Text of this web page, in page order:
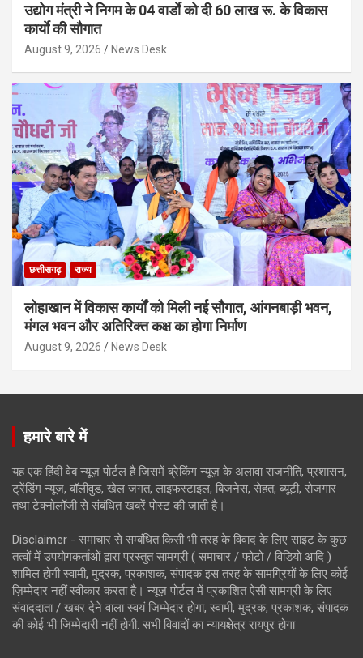
उद्योग मंत्री ने निगम के 04 वार्डाे को दी 60 लाख रू. के विकास
कार्याे की सौगात
August 9, 2026 News Desk
छत्तीसगढ़ राज्य
लोहाखान में विकास कार्यों को मिली नई सौगात, आंगनबाड़ी भवन,
मंगल भवन और अतिरिक्त कक्ष का होगा निर्माण
August 9, 2026 News Desk
हमारे बारे में
यह एक हिंदी वेब न्यूज़ पोर्टल है जिसमें ब्रेकिंग न्यूज़ के अलावा राजनीति, प्रशासन,
ट्रेंडिंग न्यूज, बॉलीवुड, खेल जगत, लाइफस्टाइल, बिजनेस, सेहत, ब्यूटी, रोजगार
तथा टेक्नोलॉजी से संबंधित खबरें पोस्ट की जाती है।
Disclaimer - समाचार से सम्बंधित किसी भी तरह के विवाद के लिए साइट के कुछ
तत्वों में उपयोगकर्ताओं द्वारा प्रस्तुत सामग्री ( समाचार / फोटो / विडियो आदि )
शामिल होगी स्वामी, मुद्रक, प्रकाशक, संपादक इस तरह के सामग्रियों के लिए कोई
ज़िम्मेदार नहीं स्वीकार करता है। न्यूज़ पोर्टल में प्रकाशित ऐसी सामग्री के लिए
संवाददाता / खबर देने वाला स्वयं जिम्मेदार होगा, स्वामी, मुद्रक, प्रकाशक, संपादक
की कोई भी जिम्मेदारी नहीं होगी. सभी विवादों का न्यायक्षेत्र रायपुर होगा